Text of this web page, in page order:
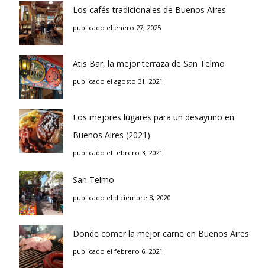
Los cafés tradicionales de Buenos Aires
publicado el enero 27, 2025
Atis Bar, la mejor terraza de San Telmo
publicado el agosto 31, 2021
Los mejores lugares para un desayuno en
Buenos Aires (2021)
publicado el febrero 3, 2021
San Telmo
publicado el diciembre 8, 2020
Donde comer la mejor carne en Buenos Aires
publicado el febrero 6, 2021